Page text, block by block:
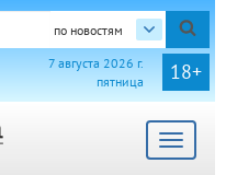
по новостям
18+
7 августа 2026 г.
пятница
Toggle